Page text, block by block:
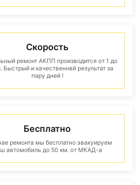
Скорость
ремонт АКПП производится от 1 до
Быстрый и качественнвй результат за
пару дней !
Бесплатно
ремонта мы бесплатно эвакуируем
автомобиль до 50 км. от МКАД-а